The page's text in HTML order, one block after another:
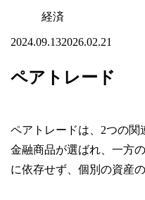
経済
2024.09.132026.02.21
ペアトレード
ペアトレードは、2つの
金融商品が選ばれ、一方
に依存せず、個別の資産